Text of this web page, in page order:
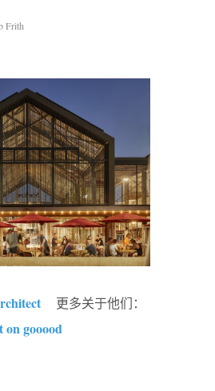
Frith
更多关于他们：
gooood